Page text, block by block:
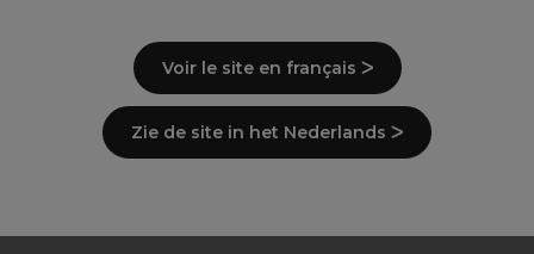
Points clés
Voir le site en français ᐳ
Zie de site in het Nederlands ᐳ